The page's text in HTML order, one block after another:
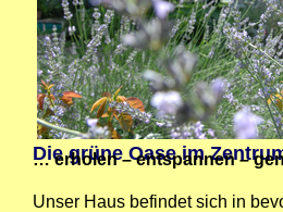
Die grüne Oase im
… erholen – entspannen –
Unser Haus befindet sich in